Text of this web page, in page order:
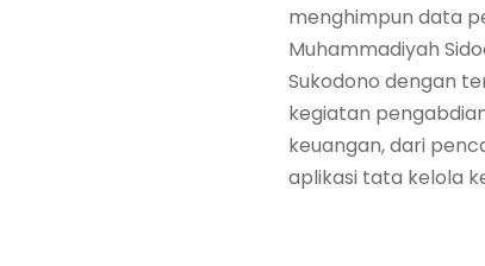
menghimpun data
Muhammadiyah
Sukodono dengan
kegiatan
keuangan, dari
aplikasi tata kelola